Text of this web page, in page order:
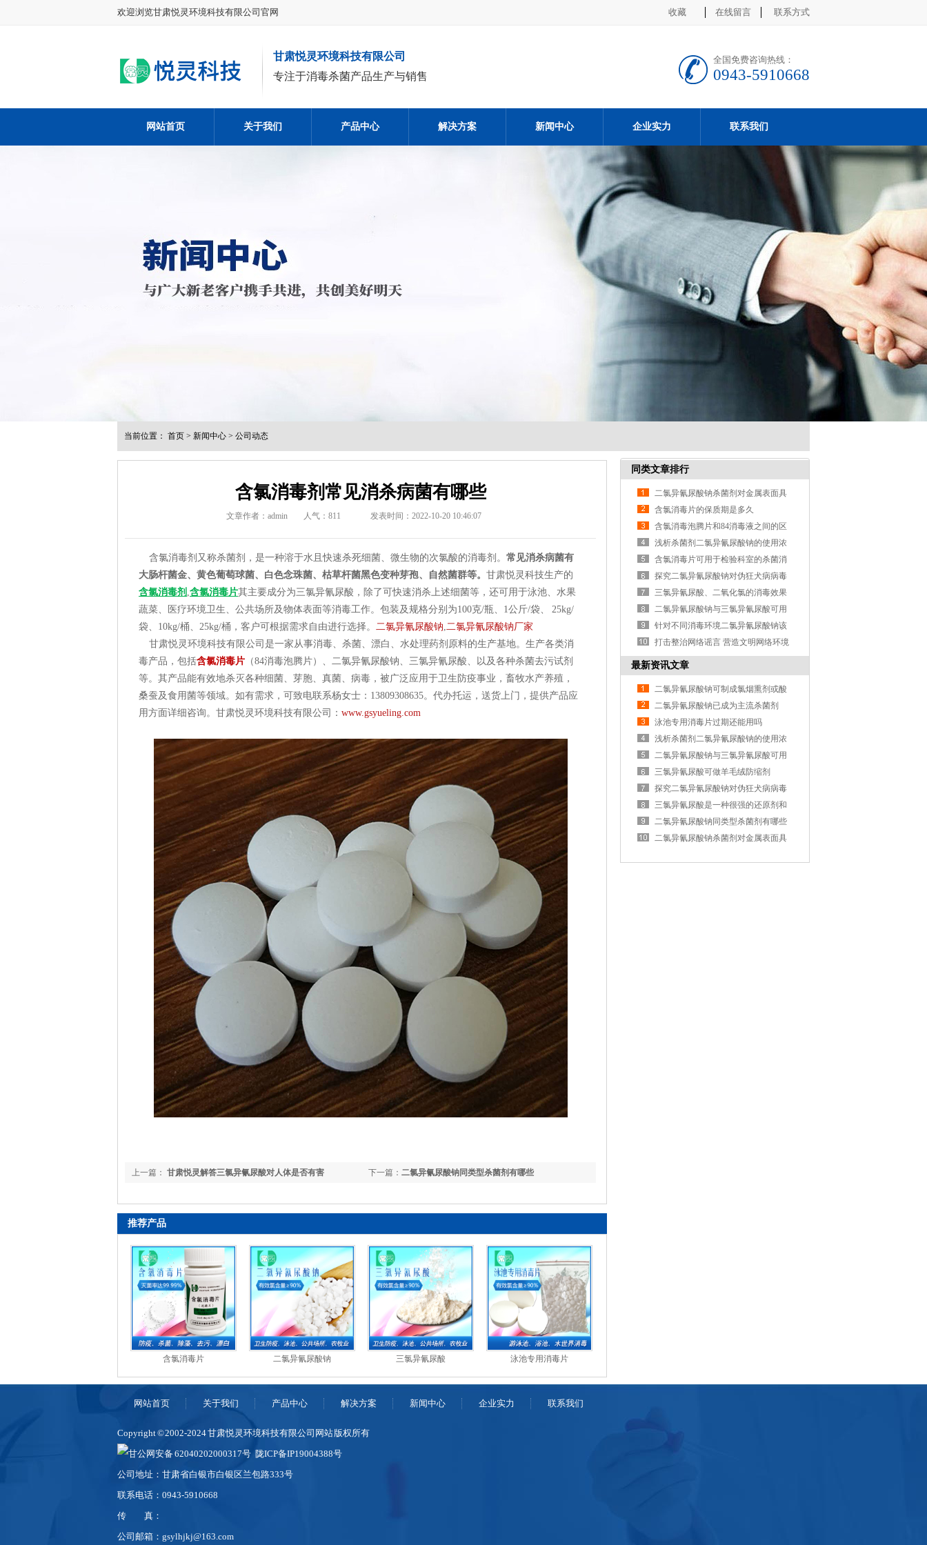
欢迎浏览甘肃悦灵环境科技有限公司官网 收藏 在线留言 联系方式
甘肃悦灵环境科技有限公司
专注于消毒杀菌产品生产与销售
全国免费咨询热线：
0943-5910668
网站首页 关于我们 产品中心 解决方案 新闻中心 企业实力 联系我们
当前位置： 首页 > 新闻中心 > 公司动态
含氯消毒剂常见消杀病菌有哪些
文章作者：admin 人气： 811 发表时间：2022-10-20 10:46:07
含氯消毒剂又称杀菌剂，是一种溶于水且快速杀死细菌、微生物的次氯酸的消毒剂。 常见消杀病菌有
大肠杆菌金、黄色葡萄球菌、白色念珠菌、枯草杆菌黑色变种芽孢、自然菌群等。 甘肃悦灵科技生产的
含氯消毒剂 ,含氯消毒片其主要成分为三氯异氰尿酸，除了可快速消杀上述细菌等，还可用于泳池、水果
蔬菜、医疗环境卫生、公共场所及物体表面等消毒工作。包装及规格分别为100克/瓶、1公斤/袋、 25kg/
袋、10kg/桶、25kg/桶，客户可根据需求自由进行选择。 二氯异氰尿酸钠,二氯异氰尿酸钠厂家
甘肃悦灵环境科技有限公司是一家从事消毒、杀菌、漂白、水处理药剂原料的生产基地。生产各类消
毒产品，包括含氯消毒片 （84消毒泡腾片）、二氯异氰尿酸钠、三氯异氰尿酸、以及各种杀菌去污试剂
等。其产品能有效地杀灭各种细菌、芽胞、真菌、病毒，被广泛应用于卫生防疫事业，畜牧水产养殖，
桑蚕及食用菌等领域。如有需求，可致电联系杨女士：13809308635。代办托运，送货上门，提供产品应
用方面详细咨询。甘肃悦灵环境科技有限公司： www.gsyueling.com
下一篇： 二氯异氰尿酸钠同类型杀菌剂有哪些
上一篇： 甘肃悦灵解答三氯异氰尿酸对人体是否有害
推荐产品
含氯消毒片 二氯异氰尿酸钠 三氯异氰尿酸 泳池专用消毒片
同类文章排行
二氯异氰尿酸钠杀菌剂对金属表面具
有一定腐蚀性
含氯消毒片的保质期是多久
含氯消毒泡腾片和84消毒液之间的区
别与联系
浅析杀菌剂二氯异氰尿酸钠的使用浓
度比
含氯消毒片可用于检验科室的杀菌消
毒
探究二氯异氰尿酸钠对伪狂犬病病毒
的杀灭效果
三氯异氰尿酸、二氧化氯的消毒效果
有何不同
二氯异氰尿酸钠与三氯异氰尿酸可用
于防治哪些种植病害
针对不同消毒环境二氯异氰尿酸钠该
如何进行配比
打击整治网络谣言 营造文明网络环境
最新资讯文章
二氯异氰尿酸钠可制成氯烟熏剂或酸
氯烟熏剂
二氯异氰尿酸钠已成为主流杀菌剂
泳池专用消毒片过期还能用吗
浅析杀菌剂二氯异氰尿酸钠的使用浓
度比
二氯异氰尿酸钠与三氯异氰尿酸可用
于防治哪些种植病害
三氯异氰尿酸可做羊毛绒防缩剂
探究二氯异氰尿酸钠对伪狂犬病病毒
的杀灭效果
三氯异氰尿酸是一种很强的还原剂和
钛酸异丙酯剂
二氯异氰尿酸钠同类型杀菌剂有哪些
二氯异氰尿酸钠杀菌剂对金属表面具
网站首页 关于我们 产品中心 解决方案 新闻中心 企业实力 联系我们
Copyright © 2002-2024 甘肃悦灵环境科技有限公司网站 版权所有
甘公网安备 62040202000317号 陇ICP备IP19004388号
公司地址：甘肃省白银市白银区兰包路333号
联系电话：0943-5910668
传
真：
公司邮箱：gsylhjkj@163.com